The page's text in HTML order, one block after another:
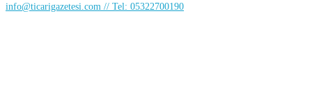
info@ticarigazetesi.com // Tel: 05322700190